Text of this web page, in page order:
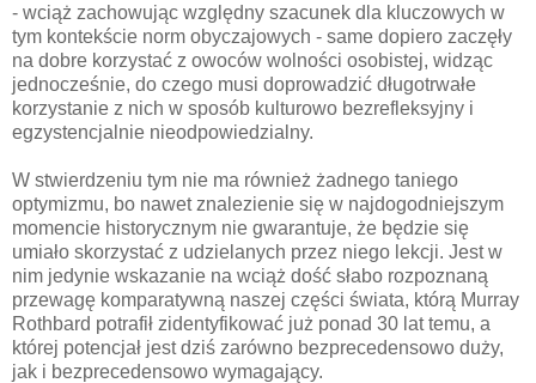
- wciąż zachowując względny szacunek dla kluczowych w
tym kontekście norm obyczajowych - same dopiero zaczęły
na dobre korzystać z owoców wolności osobistej, widząc
jednocześnie, do czego musi doprowadzić długotrwałe
korzystanie z nich w sposób kulturowo bezrefleksyjny i
egzystencjalnie nieodpowiedzialny.
W stwierdzeniu tym nie ma również żadnego taniego
optymizmu, bo nawet znalezienie się w najdogodniejszym
momencie historycznym nie gwarantuje, że będzie się
umiało skorzystać z udzielanych przez niego lekcji. Jest w
nim jedynie wskazanie na wciąż dość słabo rozpoznaną
przewagę komparatywną naszej części świata, którą Murray
Rothbard potrafił zidentyfikować już ponad 30 lat temu, a
której potencjał jest dziś zarówno bezprecedensowo duży,
jak i bezprecedensowo wymagający.